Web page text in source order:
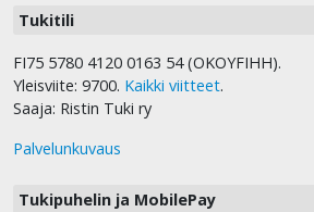
Tukitili
FI75 5780 4120 0163 54 (OKOYFIHH).
Yleisviite: 9700. Kaikki viitteet.
Saaja: Ristin Tuki ry
Palvelunkuvaus
Tukipuhelin ja MobilePay